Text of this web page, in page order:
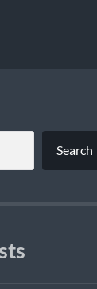
Search